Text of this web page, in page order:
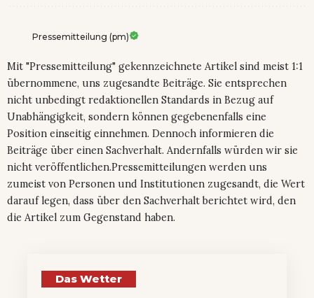
Pressemitteilung (pm)
Mit "Pressemitteilung" gekennzeichnete Artikel sind meist 1:1
übernommene, uns zugesandte Beiträge. Sie entsprechen
nicht unbedingt redaktionellen Standards in Bezug auf
Unabhängigkeit, sondern können gegebenenfalls eine
Position einseitig einnehmen. Dennoch informieren die
Beiträge über einen Sachverhalt. Andernfalls würden wir sie
nicht veröffentlichen.Pressemitteilungen werden uns
zumeist von Personen und Institutionen zugesandt, die Wert
darauf legen, dass über den Sachverhalt berichtet wird, den
die Artikel zum Gegenstand haben.
Das Wetter